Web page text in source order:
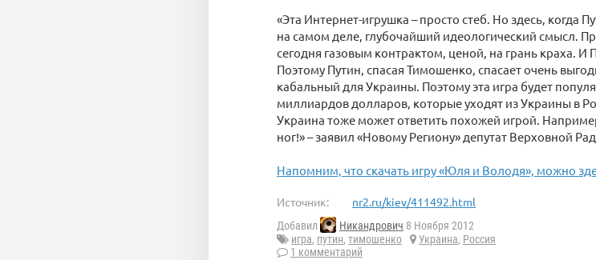
«Эта Интернет-игрушка – просто стеб. Но здесь, когда
на самом деле, глубочайший идеологический смысл.
сегодня газовым контрактом, ценой, на грань краха. И
Поэтому Путин, спасая Тимошенко, спасает очень
кабальный для Украины. Поэтому эта игра будет
миллиардов долларов, которые уходят из Украины в
Украина тоже может ответить похожей игрой.
ног!» – заявил «Новому Региону» депутат Верховной
Напомним, что скачать игру «Юля и Володя», можно
Источник: nr2.ru/kiev/411492.html
Добавил Никандрович 8 Ноября 2012
игра, путин, тимошенко Украина, Россия
1 комментарий